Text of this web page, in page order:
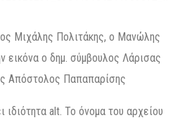
Μιχάλης Πολιτάκης, ο Μανώλης
εικόνα ο δημ. σύμβουλος Λάρισας
Απόστολος Παπαπαρίσης